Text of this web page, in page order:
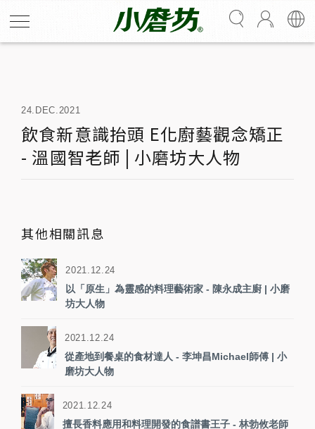
Latest News
最新消息
24.DEC.2021
飲食新意識抬頭 E化廚藝觀念矯正
- 溫國智老師 | 小磨坊大人物
其他相關訊息
2021.12.24
以「原生」為靈感的料理藝術家 - 陳永成主廚 | 小磨
坊大人物
2021.12.24
從產地到餐桌的食材達人 - 李坤昌Michael師傅 | 小
磨坊大人物
2021.12.24
擅長香料應用和料理開發的食譜書王子 - 林勃攸老師